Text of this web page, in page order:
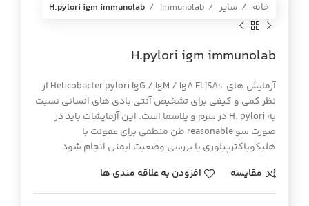
خانه سایر Immunolab
H.pylori igm immunolab
H.pylori igm immunolab
آزمایش های Helicobacter pylori IgG / IgM / IgA ELISAs از
نظر کمی و کیفی برای تشخیص آنتی بادی های انسانی نسبت
به H. pylori در سرم و پلاسما است. این آزمایشات باید در
صورت سو reasonable ظن منطقی برای عفونت با
هلیکوباکترپیلوری یا بررسی وضعیت ایمنی انجام شود
مقایسه
افزودن به علاقه مندی ها